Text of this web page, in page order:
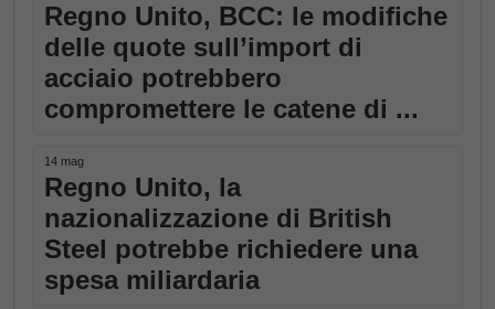
Regno Unito, BCC: le modifiche
delle quote sull’import di
acciaio potrebbero
compromettere le catene di ...
14 mag
Regno Unito, la
nazionalizzazione di British
Steel potrebbe richiedere una
spesa miliardaria